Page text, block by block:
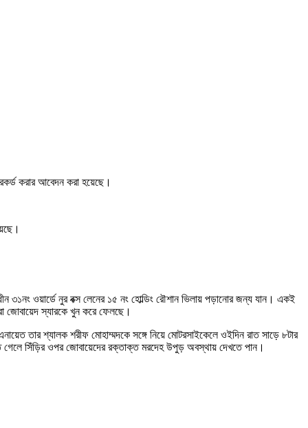
করার আবেদন করা হয়েছে।
৩১নং ওয়ার্ডে নুর বক্স লেনের ১৫ নং হোল্ডিং রৌশান ভিলায় পড়ানোর জন্য যান। একই
জোবায়েদ স্যারকে খুন করে ফেলছে।
তার শ্যালক শরীফ মোহাম্মদকে সঙ্গে নিয়ে মোটরসাইকেলে ওইদিন রাত সাড়ে ৮টার
গেলে সিঁড়ির ওপর জোবায়েদের রক্তাক্ত মরদেহ উপুড় অবস্থায় দেখতে পান।